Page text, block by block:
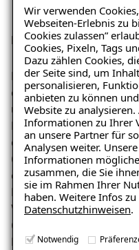
Wir verwenden
Webseiten-Erlebnis zu
Cookies zulassen”
Cookies, Pixeln, Tags
Dazu zählen Cookies,
der Seite sind, um
personalisieren,
anbieten zu können
Website zu
Informationen zu Ihrer
an unsere Partner für
Analysen weiter.
Informationen
zusammen, die Sie
sie im Rahmen Ihrer
haben. Weitere Infos
Datenschutzhinweisen.
Notwendig
Drainageschlauch:
Die Farbe eines
eine optische Rolle. Im
unterscheiden
Flexibilität durch
eine Drainage rund ums
(Farbe) wie für eine
empfohlen. Die
Drainageschlauches
Ware. So sind
(gelbe
Drainageschläuche aus
Ratgeber
Drainage“
– jetzt
E-Mail eingeben